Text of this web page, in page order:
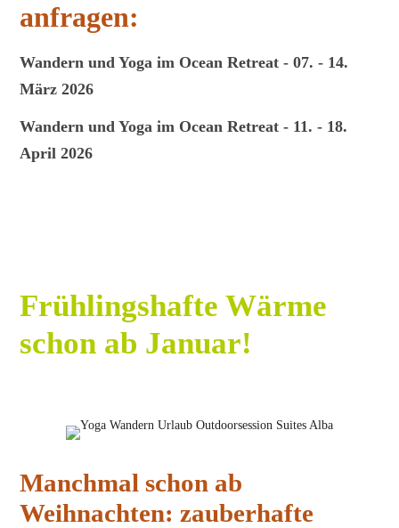
anfragen:
Wandern und Yoga im Ocean Retreat - 07. - 14.
März 2026
Wandern und Yoga im Ocean Retreat - 11. - 18.
April 2026
Frühlingshafte Wärme
schon ab Januar!
Manchmal schon ab
Weihnachten: zauberhafte